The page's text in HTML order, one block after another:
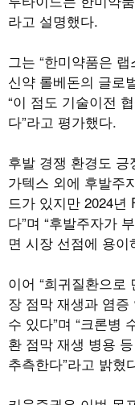
라고 설명했다.
그는 “한미약품은
신약 롤베돈의 글로
“이 점도 기술이전
다”라고 평가했다.
후발 경쟁 환경도
가텍스 외에 후발주
드가 있지만 2024
다”며 “후발주자가
면 시장 선점에 용이
이어 “희귀질환으로
장 점막 재생과 염
수 있다”며 “크론병
환 점막 재생 병용
추측한다”라고 밝혔